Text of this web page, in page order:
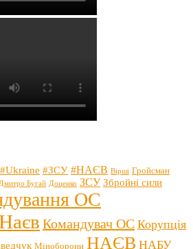
#Ukraine #ЗСУ #НАЄВ Вірші Гройсман
Бугай Доценко ЗСУ Збройні сили
ОС
Командувач ОС Корупція
Міноборони НАЄВ НАБУ